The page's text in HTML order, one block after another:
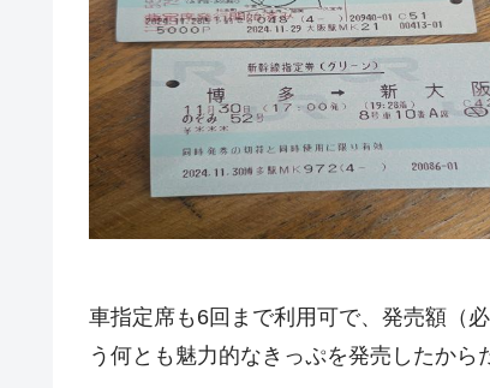
車指定席も6回まで利用可で、発売額（
う何とも魅力的なきっぷを発売したから